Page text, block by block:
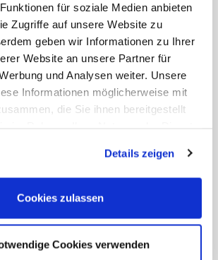
für soziale Medien anbieten
Zugriffe auf unsere Website zu
geben wir Informationen zu Ihrer
Website an unsere Partner für
und Analysen weiter. Unsere
Informationen möglicherweise mit
die Sie ihnen bereitgestellt
unsere Webseite weiterhin nutzen.
Details zeigen
Cookies zulassen
Cookies verwenden
ausgenommen sind die Strecken
↔ Cagliari, Cagliari ↔ Palermo,
↔ Arbatax und
↔ Cagliari. Nicht mit
Angeboten kombinierbar und
nicht für Treibstoffzuschläge.
sind ausgenommen.
Toremar Verbindungen vom
Festland auf die Inseln im
Tyrrhenischen Meer (Korsika / Elba /
die Buchungsgebühr der